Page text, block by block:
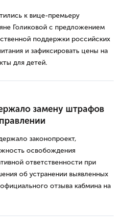
к вице-премьеру
Голиковой с предложением
поддержки российских
и зафиксировать цены на
для детей.
замену штрафов
законопроект,
освобождения
ответственности при
об устранении выявленных
отзыва кабмина на